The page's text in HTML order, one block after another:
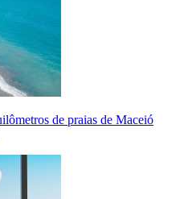
de praias de Maceió